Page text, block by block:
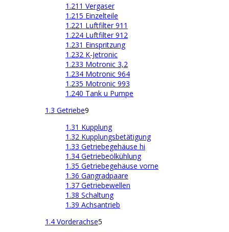
1.211 Vergaser
1.215 Einzelteile
1.221 Luftfilter 911
1.224 Luftfilter 912
1.231 Einspritzung
1.232 K-Jetronic
1.233 Motronic 3,2
1.234 Motronic 964
1.235 Motronic 993
1.240 Tank u Pumpe
1.3 Getriebe9
1.31 Kupplung
1.32 Kupplungsbetätigung
1.33 Getriebegehäuse hi
1.34 Getriebeölkühlung
1.35 Getriebegehäuse vorne
1.36 Gangradpaare
1.37 Getriebewellen
1.38 Schaltung
1.39 Achsantrieb
1.4 Vorderachse5